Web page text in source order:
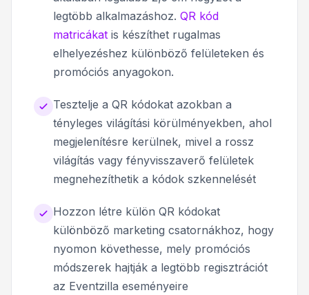
legtöbb alkalmazáshoz. QR kód
matricákat is készíthet rugalmas
elhelyezéshez különböző felületeken és
promóciós anyagokon.
Tesztelje a QR kódokat azokban a
tényleges világítási körülményekben, ahol
megjelenítésre kerülnek, mivel a rossz
világítás vagy fényvisszaverő felületek
megnehezíthetik a kódok szkennelését
Hozzon létre külön QR kódokat
különböző marketing csatornákhoz, hogy
nyomon követhesse, mely promóciós
módszerek hajtják a legtöbb regisztrációt
az Eventzilla eseményeire